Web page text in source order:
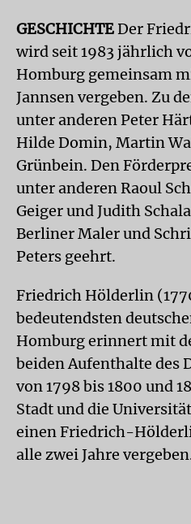
GESCHICHTE Der
wird seit 1983 jährlich
Homburg gemeinsam
Jannsen vergeben. Zu
unter anderen Peter
Hilde Domin, Martin
Grünbein. Den
unter anderen Raoul
Geiger und Judith
Berliner Maler und
Peters geehrt.
Friedrich Hölderlin
bedeutendsten
Homburg erinnert mit
beiden Aufenthalte des
von 1798 bis 1800 und
Stadt und die
einen Friedrich-
alle zwei Jahre